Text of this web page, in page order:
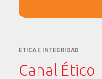
ÉTICA E INTEGRIDAD
Canal Ético